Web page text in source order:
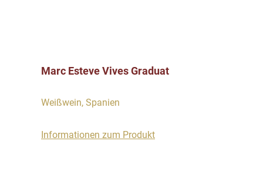
Marc Esteve Vives Graduat
Weißwein, Spanien
Informationen zum Produkt